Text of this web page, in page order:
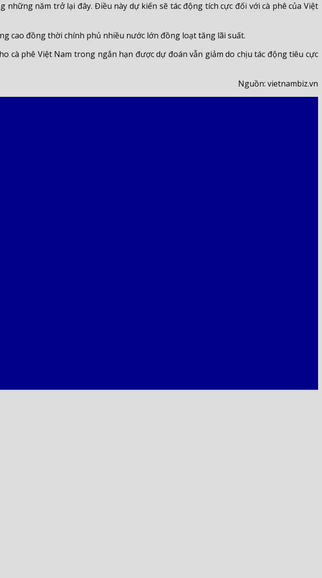
năm trở lại đây. Điều này dự kiến sẽ tác động tích cực đối với cà phê của Việt
cao đồng thời chính phủ nhiều nước lớn đồng loạt tăng lãi suất.
cà phê Việt Nam trong ngắn hạn được dự đoán vẫn giảm do chịu tác động tiêu cực
Nguồn: vietnambiz.vn